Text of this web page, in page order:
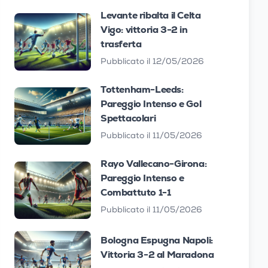
Levante ribalta il Celta
Vigo: vittoria 3-2 in
trasferta
Pubblicato il 12/05/2026
Tottenham-Leeds:
Pareggio Intenso e Gol
Spettacolari
Pubblicato il 11/05/2026
Rayo Vallecano-Girona:
Pareggio Intenso e
Combattuto 1-1
Pubblicato il 11/05/2026
Bologna Espugna Napoli:
Vittoria 3-2 al Maradona